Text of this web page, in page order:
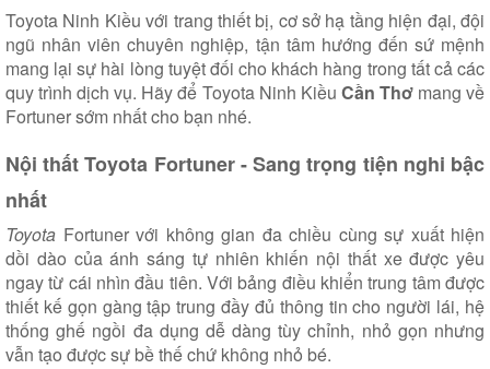
Toyota Ninh Kiều với trang thiết bị, cơ sở hạ tầng hiện đại, đội
ngũ nhân viên chuyên nghiệp, tận tâm hướng đến sứ mệnh
mang lại sự hài lòng tuyệt đối cho khách hàng trong tất cả các
quy trình dịch vụ. Hãy để Toyota Ninh Kiều Cần Thơmang về
Fortuner sớm nhất cho bạn nhé.
Nội thất Toyota Fortuner - Sang trọng tiện nghi bậc
nhất
Toyota Fortuner với không gian đa chiều cùng sự xuất hiện
dồi dào của ánh sáng tự nhiên khiến nội thất xe được yêu
ngay từ cái nhìn đầu tiên. Với bảng điều khiển trung tâm được
thiết kế gọn gàng tập trung đầy đủ thông tin cho người lái, hệ
thống ghế ngồi đa dụng dễ dàng tùy chỉnh, nhỏ gọn nhưng
vẫn tạo được sự bề thế chứ không nhỏ bé.